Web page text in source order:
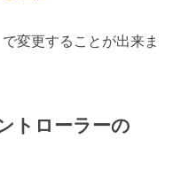
変更することが出来ま
トローラーの